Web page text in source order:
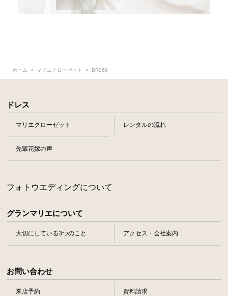
ホーム マリエクローゼット BR069
ドレス
マリエクローゼット レンタルの流れ
先輩花嫁の声
フォトウエディングについて
グランマリエについて
大切にしている3つのこと アクセス・会社案内
お問い合わせ
来店予約 資料請求